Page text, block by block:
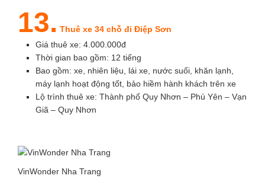
13. Thuê xe 34 chỗ đi Điệp Sơn
Giá thuê xe: 4.000.000đ
Thời gian bao gồm: 12 tiếng
Bao gồm: xe, nhiên liệu, lái xe, nước suối, khăn lạnh,
máy lạnh hoạt động tốt, bảo hiềm hành khách trên xe
Lộ trình thuê xe: Thành phố Quy Nhơn – Phú Yên – Vạn
Giã – Quy Nhơn
VinWonder Nha Trang